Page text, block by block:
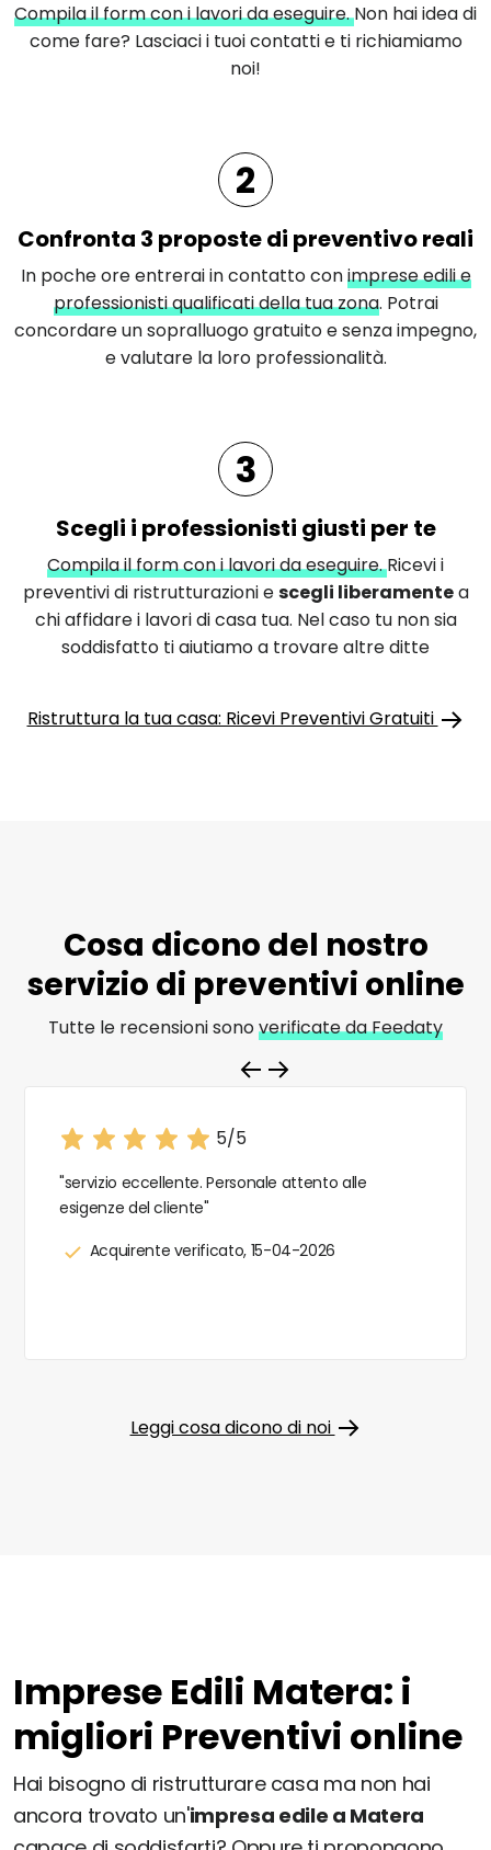
Compila il form con i lavori da eseguire.Non hai idea di
come fare? Lasciaci i tuoi contatti e ti richiamiamo
noi!
2
Confronta 3 proposte di preventivo reali
In poche ore entrerai in contatto conimprese edili e
professionisti qualificati della tua zona. Potrai
concordare un sopralluogo gratuito e senza impegno,
e valutare la loro professionalità.
3
Scegli i professionisti giusti per te
Compila il form con i lavori da eseguire.Ricevi i
preventivi di ristrutturazioni escegli liberamentea
chi affidare i lavori di casa tua. Nel caso tu non sia
soddisfatto ti aiutiamo a trovare altre ditte
Ristruttura la tua casa: Ricevi Preventivi Gratuiti
Cosa dicono del nostro
servizio di preventivi online
Tutte le recensioni sonoverificate da Feedaty
5/5
"servizio eccellente. Personale attento alle
esigenze del cliente"
Acquirente verificato, 15-04-2026
Leggi cosa dicono di noi
Imprese Edili Matera: i
migliori Preventivi online
Hai bisogno di ristrutturare casa ma non hai
ancora trovato un'impresa edile a Matera